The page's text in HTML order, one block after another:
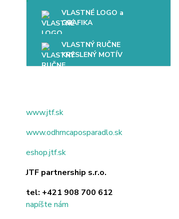
VLASTNÉ LOGO a
GRAFIKA
VLASTNÝ RUČNE
KRESLENÝ MOTÍV
www.jtf.sk
www.odhrncaposparadlo.sk
eshop.jtf.sk
JTF partnership s.r.o.
tel: +421 908 700 612
napíšte nám